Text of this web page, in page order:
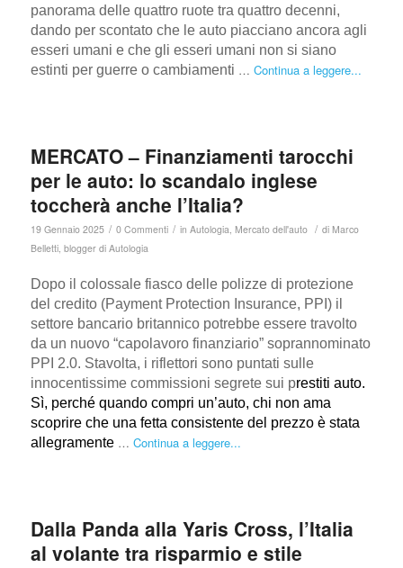
panorama delle quattro ruote tra quattro decenni,
dando per scontato che le auto piacciano ancora agli
esseri umani e che gli esseri umani non si siano
estinti per guerre o cambiamenti … Continua a leggere...
MERCATO – Finanziamenti tarocchi
per le auto: lo scandalo inglese
toccherà anche l’Italia?
19 Gennaio 2025 / 0 Commenti / in Autologia, Mercato dell'auto / di Marco
Belletti, blogger di Autologia
Dopo il colossale fiasco delle polizze di protezione
del credito (Payment Protection Insurance, PPI) il
settore bancario britannico potrebbe essere travolto
da un nuovo “capolavoro finanziario” soprannominato
PPI 2.0. Stavolta, i riflettori sono puntati sulle
innocentissimecommissioni segrete sui prestiti auto.
Sì, perché quando compri un’auto, chi non ama
scoprire che una fetta consistente del prezzo è stata
allegramente … Continua a leggere...
Dalla Panda alla Yaris Cross, l’Italia
al volante tra risparmio e stile